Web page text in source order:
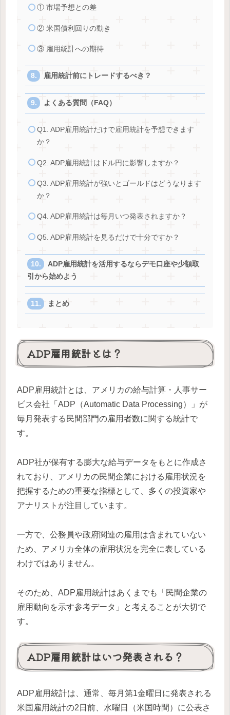
① 市場予想との差
② 米国債利回りの動き
③ 雇用統計への期待
雇用統計前にトレードするべき？
よくある質問（FAQ）
Q1. ADP雇用統計だけで雇用統計を予想できます
か？
Q2. ADP雇用統計はドル円に影響しますか？
Q3. ADP雇用統計が強いとゴールドはどうなります
か？
Q4. ADP雇用統計は毎月いつ発表されますか？
Q5. ADP雇用統計を見るだけで十分ですか？
ADP雇用統計を活用するならデモ口座や少額取
引から始めよう
まとめ
ADP雇用統計とは？
ADP雇用統計とは、アメリカの給与計算・人事サー
ビス会社「ADP（Automatic Data Processing）」が
毎月発表する民間部門の雇用者数に関する統計で
す。
ADP社が保有する膨大な給与データをもとに作成さ
れており、アメリカの民間企業における雇用状況を
把握するための重要な指標として、多くの投資家や
アナリストが注目しています。
一方で、公務員や政府関連の雇用は含まれていない
ため、アメリカ全体の雇用状況を完全に表している
わけではありません。
そのため、ADP雇用統計はあくまでも「民間企業の
雇用動向を示す参考データ」と考えることが大切で
す。
ADP雇用統計はいつ発表される？
ADP雇用統計は、通常、毎月第1金曜日に発表される
米国雇用統計の2日前、水曜日（米国時間）に公表さ